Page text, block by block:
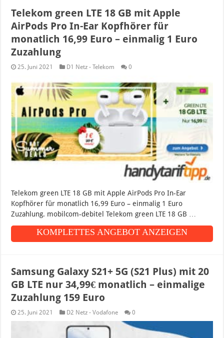
Telekom green LTE 18 GB mit Apple
AirPods Pro In-Ear Kopfhörer für
monatlich 16,99 Euro – einmalig 1 Euro
Zuzahlung
25. Juni 2021 D1 Netz - Telekom 0
Telekom green LTE 18 GB mit Apple AirPods Pro In-Ear
Kopfhörer für monatlich 16,99 Euro – einmalig 1 Euro
Zuzahlung. mobilcom-debitel Telekom green LTE 18 GB …
KOMPLETTES ANGEBOT ANZEIGEN
Samsung Galaxy S21+ 5G (S21 Plus) mit 20
GB LTE nur 34,99€ monatlich – einmalige
Zuzahlung 159 Euro
25. Juni 2021 D2 Netz - Vodafone 0